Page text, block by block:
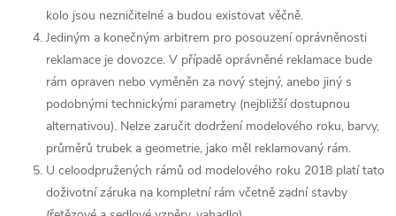
kolo jsou nezničitelné a budou existovat věčně.
Jediným a konečným arbitrem pro posouzení oprávněnosti
reklamace je dovozce. V případě oprávněné reklamace bude
rám opraven nebo vyměněn za nový stejný, anebo jiný s
podobnými technickými parametry (nejbližší dostupnou
alternativou). Nelze zaručit dodržení modelového roku, barvy,
průměrů trubek a geometrie, jako měl reklamovaný rám.
U celoodpružených rámů od modelového roku 2018 platí tato
doživotní záruka na kompletní rám včetně zadní stavby